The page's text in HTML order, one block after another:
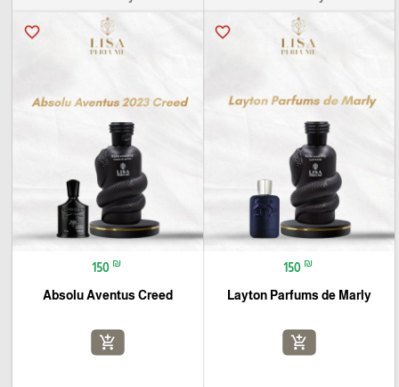
favorite_border
150 ₪
Layton Parfums de Marly
add_shopping_cart
favorite_border
150 ₪
Absolu Aventus Creed
add_shopping_cart